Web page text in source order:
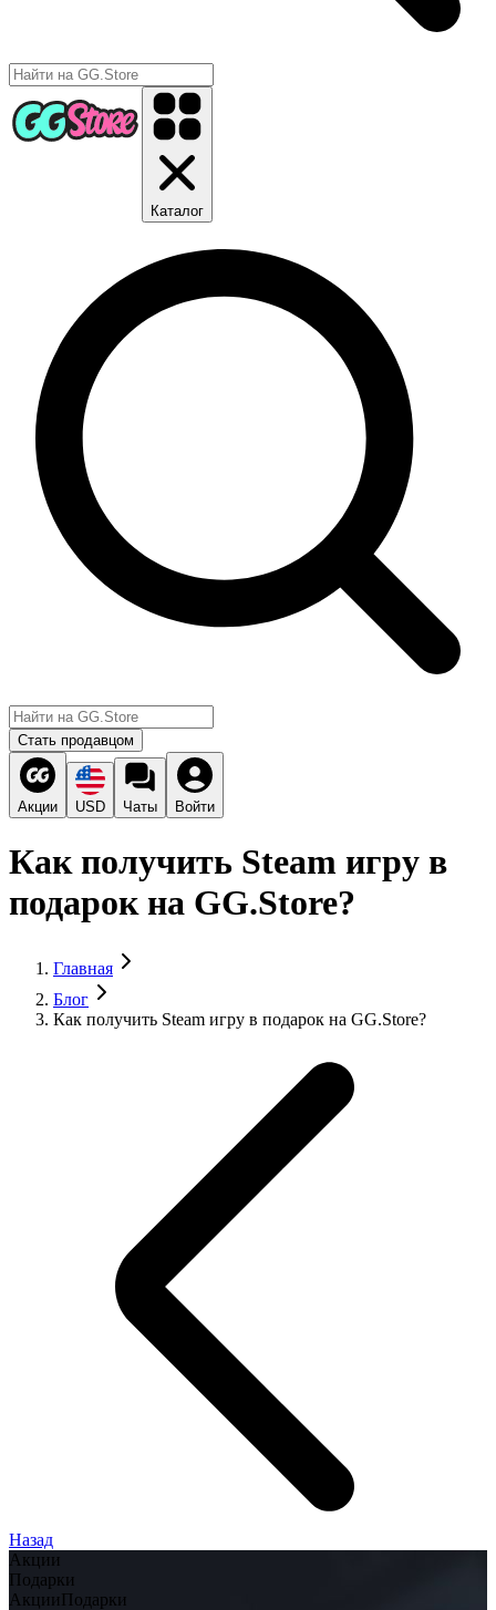
Каталог
Стать продавцом
Акции USD Чаты Войти
Как получить Steam игру в
подарок на GG.Store?
Главная
Блог
Как получить Steam игру в подарок на GG.Store?
Назад
Акции
Подарки
Акции Подарки